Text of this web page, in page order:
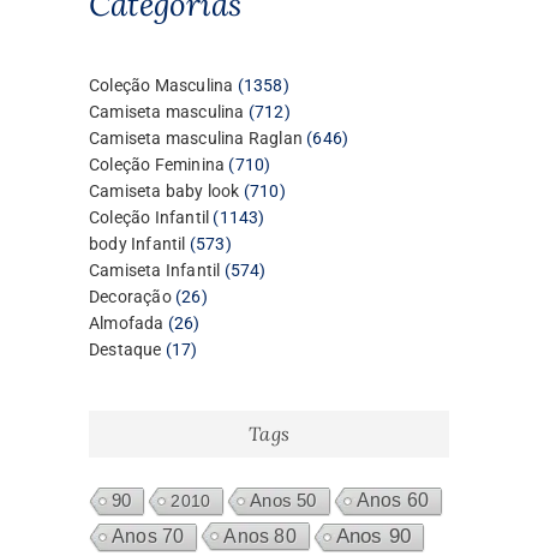
Coleção Masculina 13581358
produtos
Camiseta masculina 712712
produtos
Camiseta masculina Raglan 646646
Coleção Feminina 710710
produtos
Camiseta baby look 710710
Coleção Infantil 11431143
body Infantil 573573
produtos
Camiseta Infantil 574574
Decoração 2626
Almofada 2626
produtos
Destaque 1717
Tags
90 2010 Anos 50
Anos 60
Anos 70
Anos 80 Anos 90